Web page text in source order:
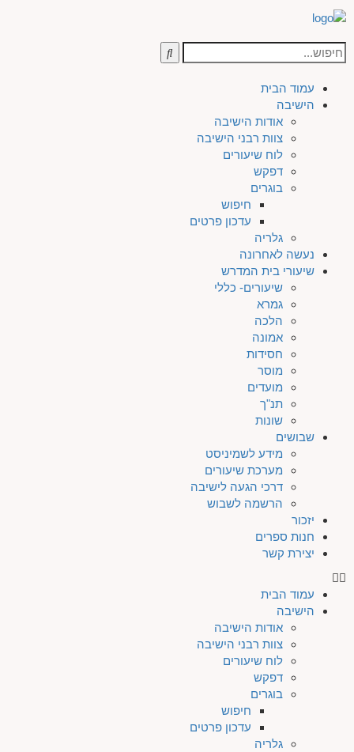
עמוד הבית
הישיבה
אודות הישיבה
צוות רבני הישיבה
לוח שיעורים
דפקש
בוגרים
חיפוש
עדכון פרטים
גלריה
נעשה לאחרונה
שיעורי בית המדרש
שיעורים- כללי
גמרא
הלכה
אמונה
חסידות
מוסר
מועדים
תנ"ך
שונות
שבושים
מידע לשמיניסט
מערכת שיעורים
דרכי הגעה לישיבה
הרשמה לשבוש
יזכור
חנות ספרים
יצירת קשר
עמוד הבית
הישיבה
אודות הישיבה
צוות רבני הישיבה
לוח שיעורים
דפקש
בוגרים
חיפוש
עדכון פרטים
גלריה